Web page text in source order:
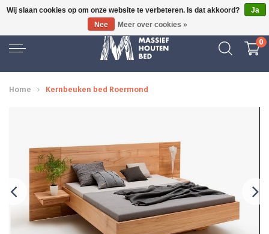
GRATIS BEZORGD
0
Home Kernbeuken bed Roermond
Wij slaan cookies op om onze website te verbeteren. Is dat akkoord?
Ja
Nee
Meer over cookies »